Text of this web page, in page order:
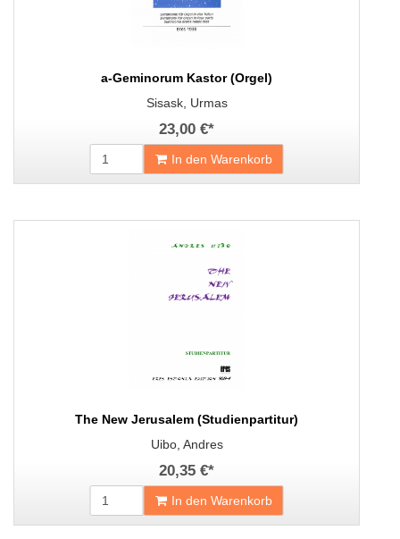
a-Geminorum Kastor (Orgel)
Sisask, Urmas
23,00 €*
In den Warenkorb
The New Jerusalem (Studienpartitur)
Uibo, Andres
20,35 €*
In den Warenkorb